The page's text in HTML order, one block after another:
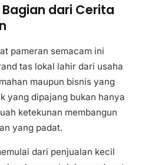
dari Cerita
pameran semacam ini
tas lokal lahir dari usaha
maupun bisnis yang
yang dipajang bukan hanya
ketekunan membangun
yang padat.
dari penjualan kecil